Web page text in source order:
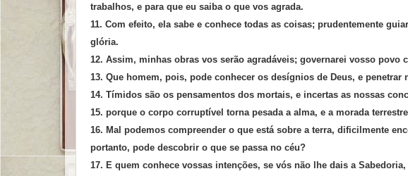
trabalhos, e para que eu saiba o que vos agrada.
11. Com efeito, ela sabe e conhece todas as coisas; prudentemente
glória.
12. Assim, minhas obras vos serão agradáveis; governarei vosso
13. Que homem, pois, pode conhecer os desígnios de Deus, e penetrar
14. Tímidos são os pensamentos dos mortais, e incertas as nossas
15. porque o corpo corruptível torna pesada a alma, e a morada
16. Mal podemos compreender o que está sobre a terra, dificilmente
portanto, pode descobrir o que se passa no céu?
17. E quem conhece vossas intenções, se vós não lhe dais a